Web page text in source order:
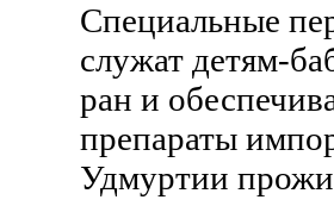
Специальные
служат детям-
ран и
препараты
Удмуртии